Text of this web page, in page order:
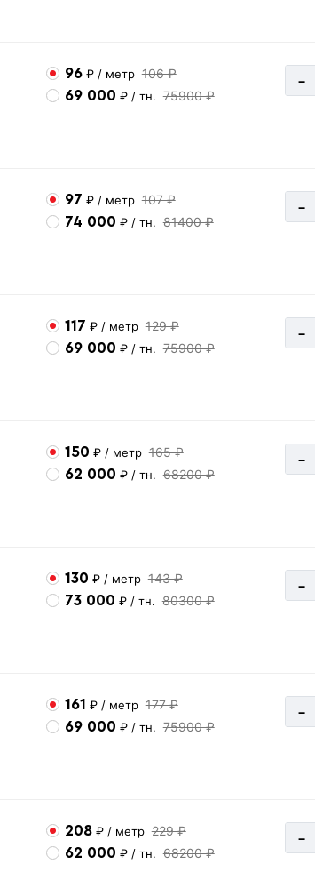
96 ₽ / метр 106 ₽
69 000 ₽ / тн. 75900 ₽
-
97 ₽ / метр 107 ₽
74 000 ₽ / тн. 81400 ₽
-
117 ₽ / метр 129 ₽
69 000 ₽ / тн. 75900 ₽
-
150 ₽ / метр 165 ₽
62 000 ₽ / тн. 68200 ₽
-
130 ₽ / метр 143 ₽
73 000 ₽ / тн. 80300 ₽
-
161 ₽ / метр 177 ₽
69 000 ₽ / тн. 75900 ₽
-
208 ₽ / метр 229 ₽
62 000 ₽ / тн. 68200 ₽
-